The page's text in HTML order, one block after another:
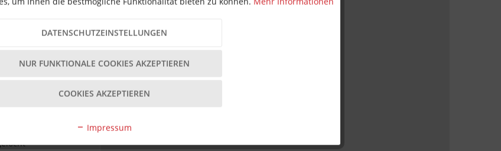
empfohlen; weitere Wartung ist in der Regel nicht erforderlich.
DATENSCHUTZEINSTELLUNGEN
NUR FUNKTIONALE COOKIES AKZEPTIEREN
COOKIES AKZEPTIEREN
Impressum